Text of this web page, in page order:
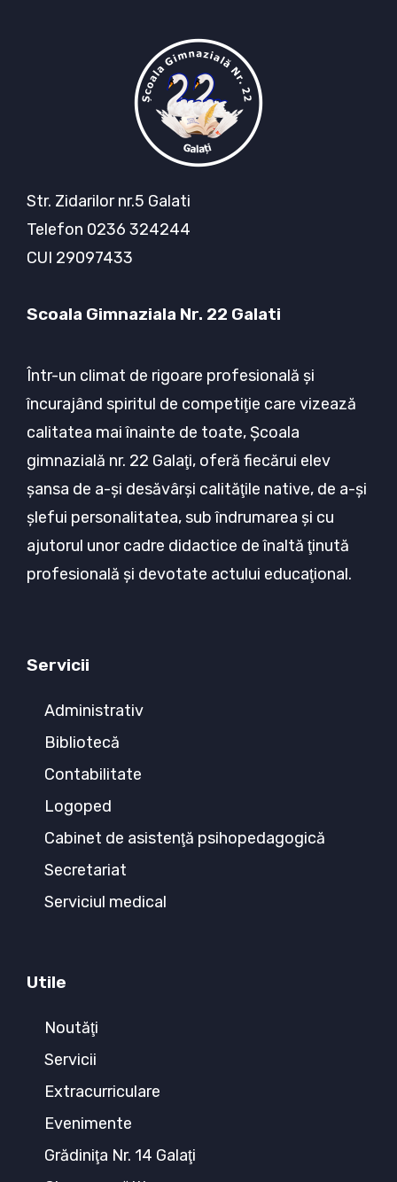
Str. Zidarilor nr.5 Galati
Telefon 0236 324244
CUI 29097433
Scoala Gimnaziala Nr. 22 Galati
Într-un climat de rigoare profesională şi
încurajând spiritul de competiţie care vizează
calitatea mai înainte de toate, Şcoala
gimnazială nr. 22 Galaţi, oferă fiecărui elev
şansa de a-şi desăvârşi calităţile native, de a-şi
şlefui personalitatea, sub îndrumarea şi cu
ajutorul unor cadre didactice de înaltă ţinută
profesională şi devotate actului educaţional.
Servicii
Administrativ
Bibliotecă
Contabilitate
Logoped
Cabinet de asistenţă psihopedagogică
Secretariat
Serviciul medical
Utile
Noutăţi
Servicii
Extracurriculare
Evenimente
Grădiniţa Nr. 14 Galaţi